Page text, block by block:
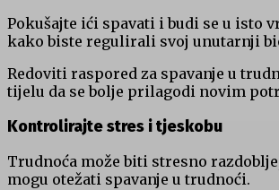
Pokušajte ići spavati i budi se u isto
kako biste regulirali svoj unutarnji
Redoviti raspored za spavanje u
tijelu da se bolje prilagodi novim
Kontrolirajte stres i tjeskobu
Trudnoća može biti stresno
mogu otežati spavanje u trudnoći.